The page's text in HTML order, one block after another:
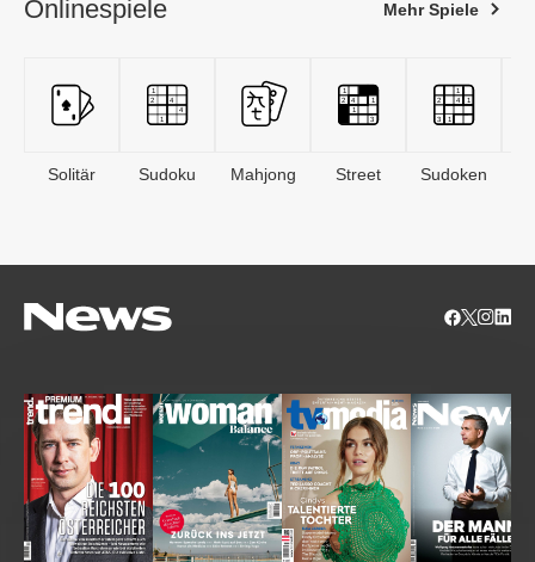
Onlinespiele Mehr Spiele
Solitär Sudoku Mahjong Street Sudoken